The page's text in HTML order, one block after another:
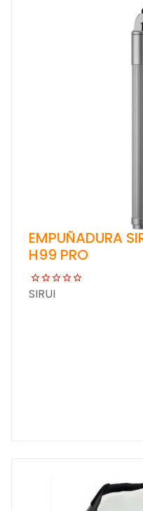
EMPUÑADURA
H99 PRO
SIRUI